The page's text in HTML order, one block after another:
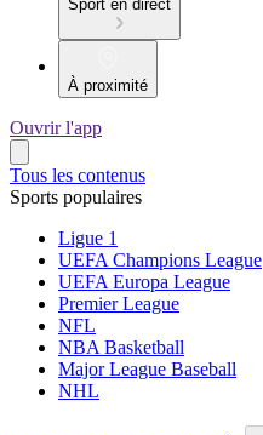
Sport en direct
À proximité
Ouvrir l'app
Tous les contenus
Sports populaires
Ligue 1
UEFA Champions League
UEFA Europa League
Premier League
NFL
NBA Basketball
Major League Baseball
NHL